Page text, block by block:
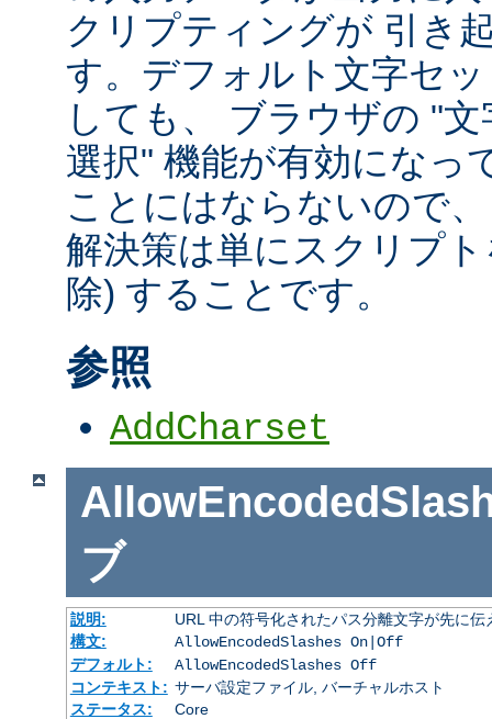
クリプティングが 引き
す。デフォルト文字セ
しても、 ブラウザの "
選択" 機能が有効になっ
ことにはならないので
解決策は単にスクリプ
除) することです。
参照
AddCharset
ブ
説明:
URL 中の符号化されたパス分離文字が先に
構文:
AllowEncodedSlashes On|Off
デフォルト:
AllowEncodedSlashes Off
コンテキスト: サーバ設定ファイル, バーチャルホスト
ステータス:
Core